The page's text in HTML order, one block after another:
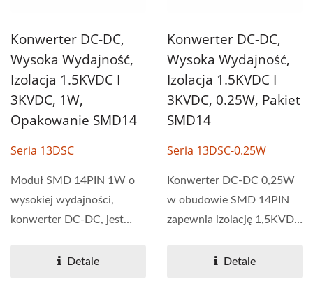
Konwerter DC-DC,
Wysoka Wydajność,
Izolacja 1.5KVDC I
3KVDC, 1W,
Opakowanie SMD14
Seria 13DSC
Moduł SMD 14PIN 1W o
wysokiej wydajności,
konwerter DC-DC, jest
aplikacjach...Detale
Konwerter DC-DC,
Wysoka Wydajność,
Izolacja 1.5KVDC I
3KVDC, 0.25W, Pakiet
SMD14
Seria 13DSC-0.25W
Konwerter DC-DC 0,25W
w obudowie SMD 14PIN
zapewnia izolację 1,5KVDC
niezawodnego...
Detale